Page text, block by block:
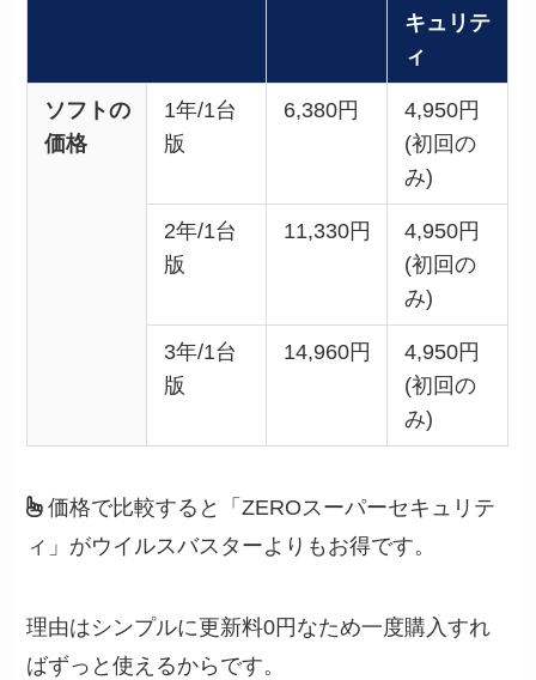
キュリテ
ィ
ソフトの
価格
1年/1台
版
6,380円
4,950円
(初回の
み)
2年/1台
版
11,330円
4,950円
(初回の
み)
3年/1台
版
14,960円
4,950円
(初回の
み)
価格で比較すると「ZEROスーパーセキュリテ
ィ」がウイルスバスターよりもお得です。
理由はシンプルに更新料0円なため一度購入すれ
ばずっと使えるからです。